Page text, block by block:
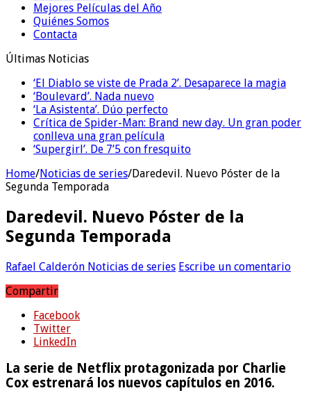
Mejores Películas del Año
Quiénes Somos
Contacta
Últimas Noticias
‘El Diablo se viste de Prada 2’. Desaparece la magia
‘Boulevard’. Nada nuevo
‘La Asistenta’. Dúo perfecto
Crítica de Spider-Man: Brand new day. Un gran poder
conlleva una gran película
‘Supergirl’. De 7’5 con fresquito
Home/Noticias de series/Daredevil. Nuevo Póster de la
Segunda Temporada
Daredevil. Nuevo Póster de la
Segunda Temporada
Rafael Calderón Noticias de series Escribe un comentario
Compartir
Facebook
Twitter
LinkedIn
La serie de Netflix protagonizada por Charlie
Cox estrenará los nuevos capítulos en 2016.